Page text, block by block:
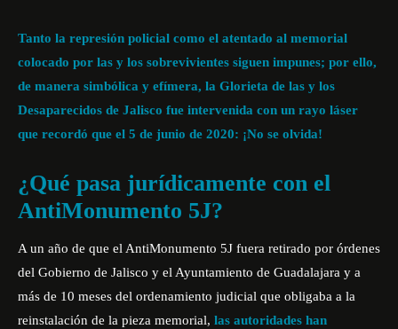
Tanto la represión policial como el atentado al memorial
colocado por las y los sobrevivientes siguen impunes; por ello,
de manera simbólica y efímera, la Glorieta de las y los
Desaparecidos de Jalisco fue intervenida con un rayo láser
que recordó que el 5 de junio de 2020: ¡No se olvida!
¿Qué pasa jurídicamente con el
AntiMonumento 5J?
A un año de que el AntiMonumento 5J fuera retirado por órdenes
del Gobierno de Jalisco y el Ayuntamiento de Guadalajara y a
más de 10 meses del ordenamiento judicial que obligaba a la
reinstalación de la pieza memorial, las autoridades han